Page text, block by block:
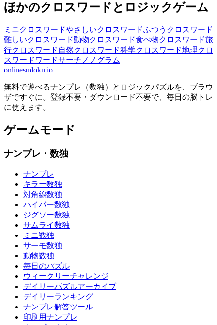
ほかのクロスワードとロジックゲーム
ミニクロスワードやさしいクロスワードふつうクロスワード
難しいクロスワード動物クロスワード食べ物クロスワード旅
行クロスワード 自然クロスワード科学クロスワード地理クロ
スワード ワードサーチ ノノグラム
onlinesudoku.io
無料で遊べるナンプレ（数独）とロジックパズルを、ブラウ
ザですぐに。登録不要・ダウンロード不要で、毎日の脳トレ
に使えます。
ゲームモード
ナンプレ・数独
ナンプレ
キラー数独
対角線数独
ハイパー数独
ジグソー数独
サムライ数独
ミニ数独
サーモ数独
動物数独
毎日のパズル
ウィークリーチャレンジ
デイリーパズルアーカイブ
デイリーランキング
ナンプレ解答ツール
印刷用ナンプレ